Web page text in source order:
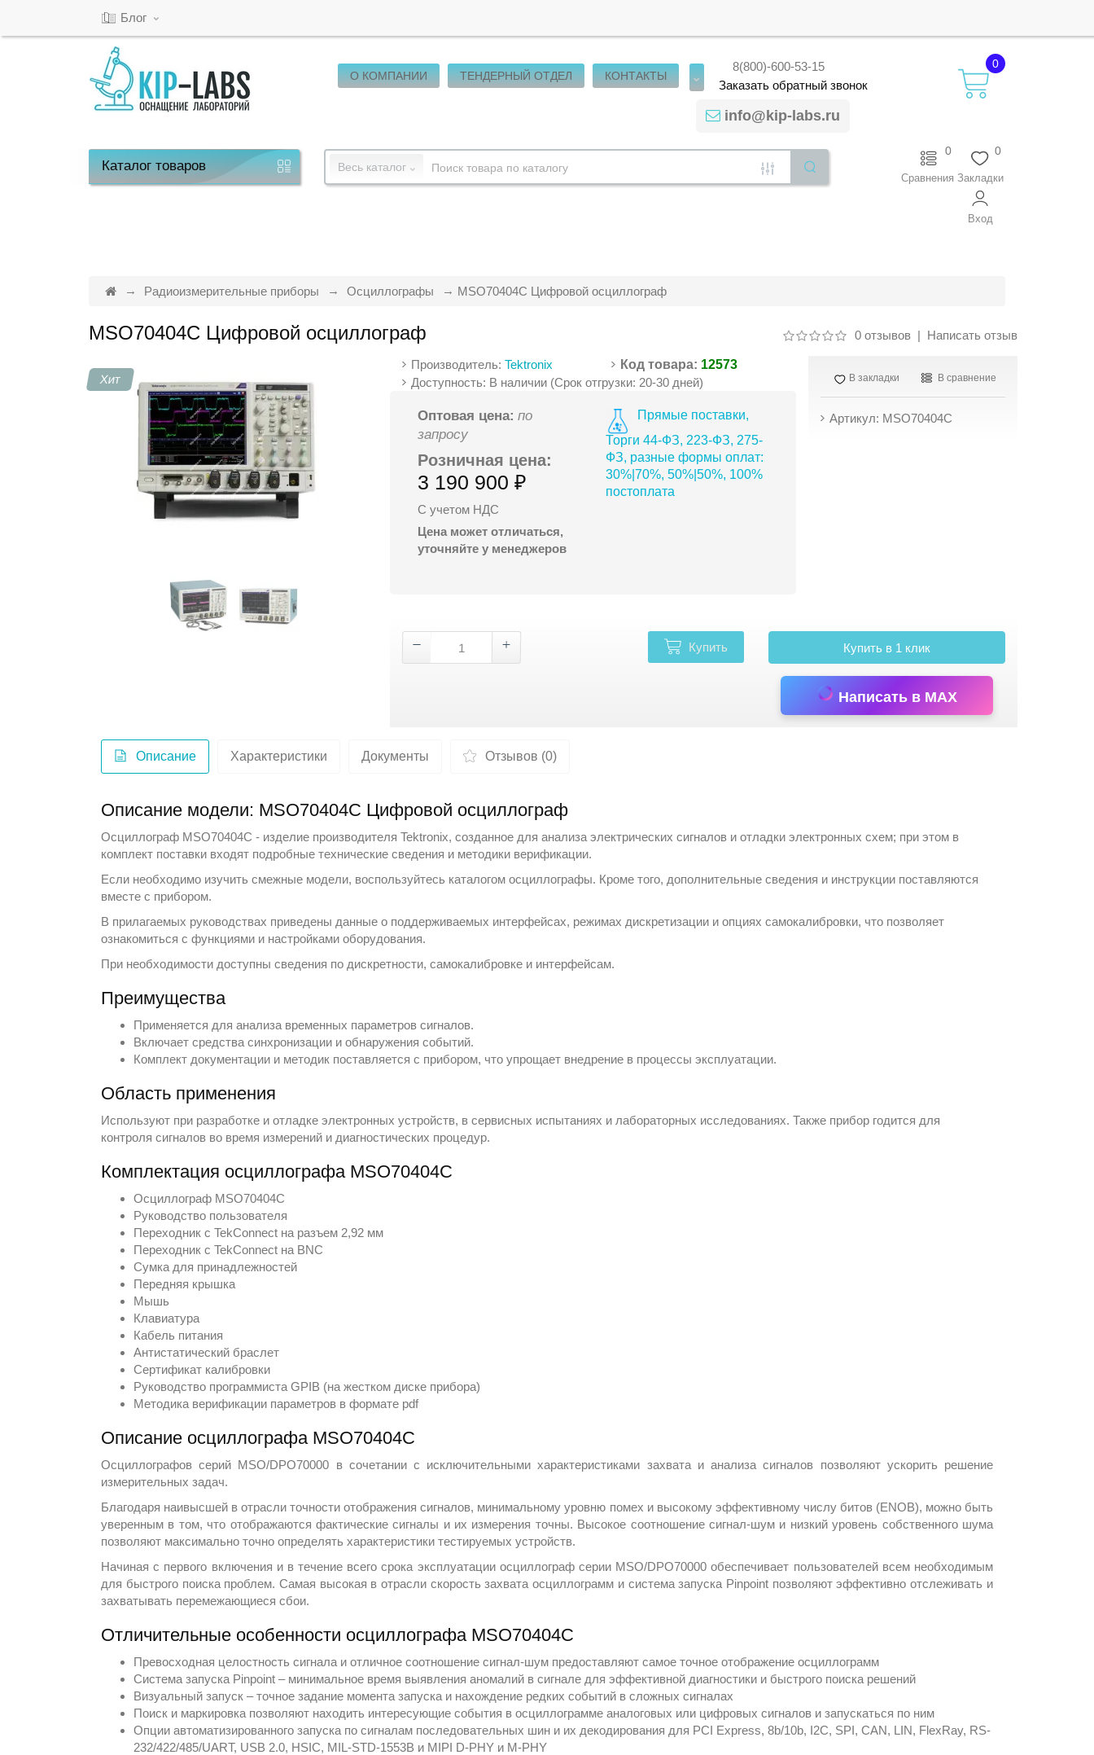
Блог
О КОМПАНИИ ТЕНДЕРНЫЙ ОТДЕЛ КОНТАКТЫ
8(800)-600-53-15
Заказатьобратныйзвонок
info@kip-labs.ru
0
Каталогтоваров Весь каталог
0
Закладки
0
Сравнения
Вход
Радиоизмерительные приборы Осциллографы MSO70404C Цифровой осциллограф
MSO70404C Цифровой осциллограф 0 отзывов| Написать отзыв
Хит
Производитель:Tektronix Код товара: 12573
Доступность: В наличии (Срок отгрузки: 20-30 дней)
Оптовая цена: по
запросу
Розничная цена:
3 190 900 ₽
С учетом НДС
Цена может отличаться,
уточняйте у менеджеров
Прямые поставки,
Торги 44-ФЗ, 223-ФЗ, 275-
ФЗ, разные формы оплат:
30%|70%, 50%|50%, 100%
постоплата
В закладки В сравнение
Артикул: MSO70404C
Купить Купить в 1 клик
Написать в MAX
Описание Характеристики Документы Отзывов (0)
Описание модели: MSO70404C Цифровой осциллограф
Осциллограф MSO70404C - изделие производителяTektronix, созданное для анализа электрических сигналов и отладки электронных схем; при этом в
комплект поставки входят подробные технические сведения и методики верификации.
Если необходимо изучить смежные модели, воспользуйтесь каталогомосциллографы. Кроме того, дополнительные сведения и инструкции поставляются
вместе с прибором.
В прилагаемых руководствах приведены данные о поддерживаемых интерфейсах, режимах дискретизации и опциях самокалибровки, что позволяет
ознакомиться с функциями и настройками оборудования.
При необходимости доступны сведения по дискретности, самокалибровке и интерфейсам.
Преимущества
Применяется для анализа временных параметров сигналов.
Включает средства синхронизации и обнаружения событий.
Комплект документации и методик поставляется с прибором, что упрощает внедрение в процессы эксплуатации.
Область применения
Используют при разработке и отладке электронных устройств, в сервисных испытаниях и лабораторных исследованиях. Также прибор годится для
контроля сигналов во время измерений и диагностических процедур.
Комплектация осциллографа MSO70404C
Осциллограф MSO70404C
Руководство пользователя
Переходник с TekConnect на разъем 2,92 мм
Переходник с TekConnect на BNC
Сумка для принадлежностей
Передняя крышка
Мышь
Клавиатура
Кабель питания
Антистатический браслет
Сертификат калибровки
Руководство программиста GPIB (на жестком диске прибора)
Методика верификации параметров в формате pdf
Описание осциллографа MSO70404C
Осциллографов серий MSO/DPO70000 в сочетании с исключительными характеристиками захвата и анализа сигналов позволяют ускорить решение
измерительных задач.
Благодаря наивысшей в отрасли точности отображения сигналов, минимальному уровню помех и высокому эффективному числу битов (ENOB), можно быть
уверенным в том, что отображаются фактические сигналы и их измерения точны. Высокое соотношение сигнал-шум и низкий уровень собственного шума
позволяют максимально точно определять характеристики тестируемых устройств.
Начиная с первого включения и в течение всего срока эксплуатации осциллограф серии MSO/DPO70000 обеспечивает пользователей всем необходимым
для быстрого поиска проблем. Самая высокая в отрасли скорость захвата осциллограмм и система запуска Pinpoint позволяют эффективно отслеживать и
захватывать перемежающиеся сбои.
Отличительные особенности осциллографа MSO70404C
Превосходная целостность сигнала и отличное соотношение сигнал-шум предоставляют самое точное отображение осциллограмм
Система запуска Pinpoint – минимальное время выявления аномалий в сигнале для эффективной диагностики и быстрого поиска решений
Визуальный запуск – точное задание момента запуска и нахождение редких событий в сложных сигналах
Поиск и маркировка позволяют находить интересующие события в осциллограмме аналоговых или цифровых сигналов и запускаться по ним
Опции автоматизированного запуска по сигналам последовательных шин и их декодирования для PCI Express, 8b/10b, I2C, SPI, CAN, LIN, FlexRay, RS-
232/422/485/UART, USB 2.0, HSIC, MIL-STD-1553B и MIPI D-PHY и M-PHY